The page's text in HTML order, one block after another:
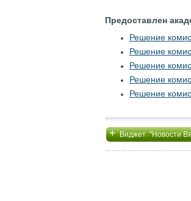
Предоставлен
Решение
Решение
Решение
Решение
Решение
+Виджет "Новости